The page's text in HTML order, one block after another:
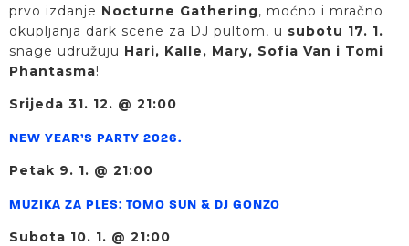
prvo izdanje Nocturne Gathering, moćno i mračno
okupljanja dark scene za DJ pultom, u subotu 17. 1.
snage udružuju Hari, Kalle, Mary, Sofia Van i Tomi
Phantasma!
Srijeda 31. 12. @ 21:00
NEW YEAR’S PARTY 2026.
Petak 9. 1. @ 21:00
MUZIKA ZA PLES: TOMO SUN & DJ GONZO
Subota 10. 1. @ 21:00